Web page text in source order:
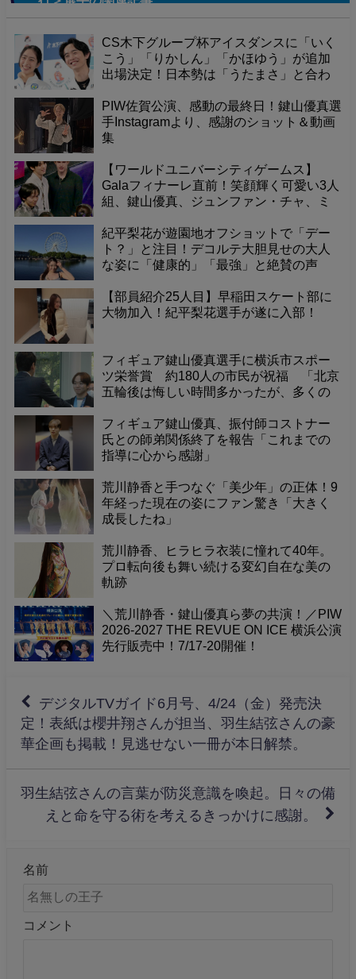
CS木下グループ杯アイスダンスに「いく
こう」「りかしん」「かほゆう」が追加
出場決定！日本勢は「うたまさ」と合わ
PIW佐賀公演、感動の最終日！鍵山優真選
手Instagramより、感謝のショット＆動画
集
【ワールドユニバーシティゲームス】
Galaフィナーレ直前！笑顔輝く可愛い3人
組、鍵山優真、ジュンファン・チャ、ミ
バイ！
紀平梨花が遊園地オフショットで「デー
ト？」と注目！デコルテ大胆見せの大人
な姿に「健康的」「最強」と絶賛の声
【部員紹介25人目】早稲田スケート部に
大物加入！紀平梨花選手が遂に入部！
フィギュア鍵山優真選手に横浜市スポー
ツ栄誉賞 約180人の市民が祝福 「北京
五輪後は悔しい時間多かったが、多くの
た」
フィギュア鍵山優真、振付師コストナー
氏との師弟関係終了を報告「これまでの
指導に心から感謝」
荒川静香と手つなぐ「美少年」の正体！9
年経った現在の姿にファン驚き「大きく
成長したね」
荒川静香、ヒラヒラ衣装に憧れて40年。
プロ転向後も舞い続ける変幻自在な美の
軌跡
＼荒川静香・鍵山優真ら夢の共演！／PIW
2026-2027 THE REVUE ON ICE 横浜公演
先行販売中！7/17-20開催！
デジタルTVガイド6月号、4/24（金）発売決
定！表紙は櫻井翔さんが担当、羽生結弦さんの豪
華企画も掲載！見逃せない一冊が本日解禁。
羽生結弦さんの言葉が防災意識を喚起。日々の備
えと命を守る術を考えるきっかけに感謝。
名前
コメント